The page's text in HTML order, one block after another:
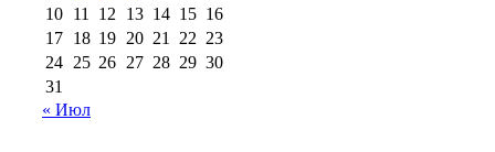
10 11 12 13 14 15 16
17 18 19 20 21 22 23
24 25 26 27 28 29 30
31
« Июл